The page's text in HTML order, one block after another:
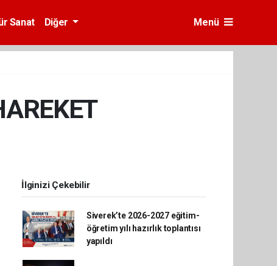
Sanat Diğer Menü
İlginizi Çekebilir
Siverek’te 2026-2027 eğitim-
öğretim yılı hazırlık toplantısı
yapıldı